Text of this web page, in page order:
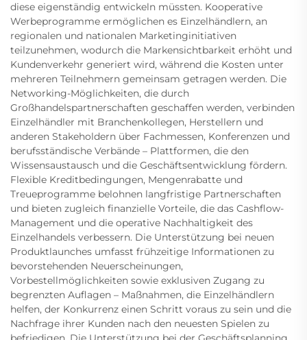
diese eigenständig entwickeln müssten. Kooperative
Werbeprogramme ermöglichen es Einzelhändlern, an
regionalen und nationalen Marketinginitiativen
teilzunehmen, wodurch die Markensichtbarkeit erhöht und
Kundenverkehr generiert wird, während die Kosten unter
mehreren Teilnehmern gemeinsam getragen werden. Die
Networking-Möglichkeiten, die durch
Großhandelspartnerschaften geschaffen werden, verbinden
Einzelhändler mit Branchenkollegen, Herstellern und
anderen Stakeholdern über Fachmessen, Konferenzen und
berufsständische Verbände – Plattformen, die den
Wissensaustausch und die Geschäftsentwicklung fördern.
Flexible Kreditbedingungen, Mengenrabatte und
Treueprogramme belohnen langfristige Partnerschaften
und bieten zugleich finanzielle Vorteile, die das Cashflow-
Management und die operative Nachhaltigkeit des
Einzelhandels verbessern. Die Unterstützung bei neuen
Produktlaunches umfasst frühzeitige Informationen zu
bevorstehenden Neuerscheinungen,
Vorbestellmöglichkeiten sowie exklusiven Zugang zu
begrenzten Auflagen – Maßnahmen, die Einzelhändlern
helfen, der Konkurrenz einen Schritt voraus zu sein und die
Nachfrage ihrer Kunden nach den neuesten Spielen zu